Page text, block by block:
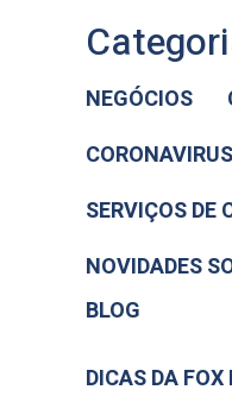
NEGÓCIOS
CORONAVIRUS
SERVIÇOS DE
NOVIDADES
BLOG
DICAS DA